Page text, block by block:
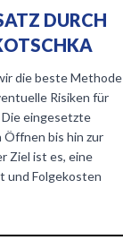
DURCH
die beste Methode
Risiken für
Die eingesetzte
Öffnen bis hin zur
Ziel ist es, eine
und Folgekosten